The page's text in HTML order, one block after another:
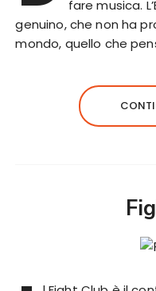
fare musica.
genuino, che non ha
mondo, quello che